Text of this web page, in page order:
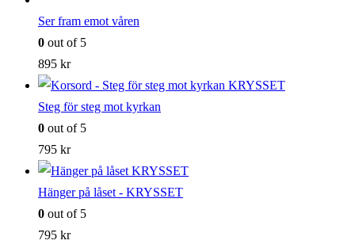
Ser fram emot våren
0 out of 5
895 kr
Steg för steg mot kyrkan
0 out of 5
795 kr
Hänger på låset - KRYSSET
0 out of 5
795 kr